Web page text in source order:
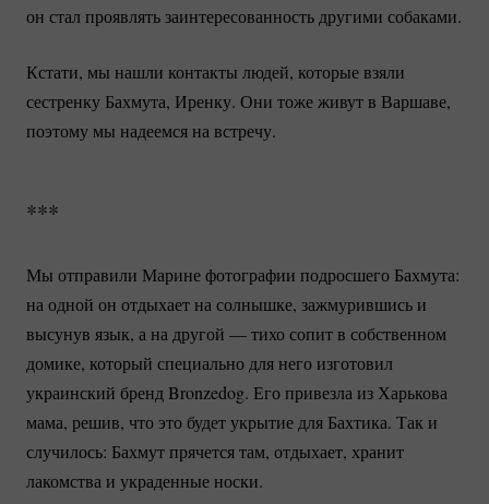
он стал проявлять заинтересованность другими собаками.
Кстати, мы нашли контакты людей, которые взяли
сестренку Бахмута, Иренку. Они тоже живут в Варшаве,
поэтому мы надеемся на встречу.
***
Мы отправили Марине фотографии подросшего Бахмута:
на одной он отдыхает на солнышке, зажмурившись и
высунув язык, а на другой — тихо сопит в собственном
домике, который специально для него изготовил
украинский бренд Bronzedog. Его привезла из Харькова
мама, решив, что это будет укрытие для Бахтика. Так и
случилось: Бахмут прячется там, отдыхает, хранит
лакомства и украденные носки.